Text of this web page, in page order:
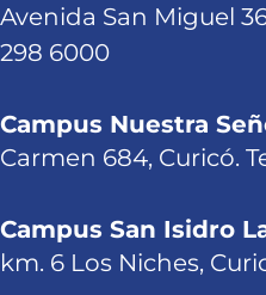
Avenida San Miguel
298 6000
Campus Nuestra
Carmen 684, Curicó.
Campus San Isidro
km. 6 Los Niches,